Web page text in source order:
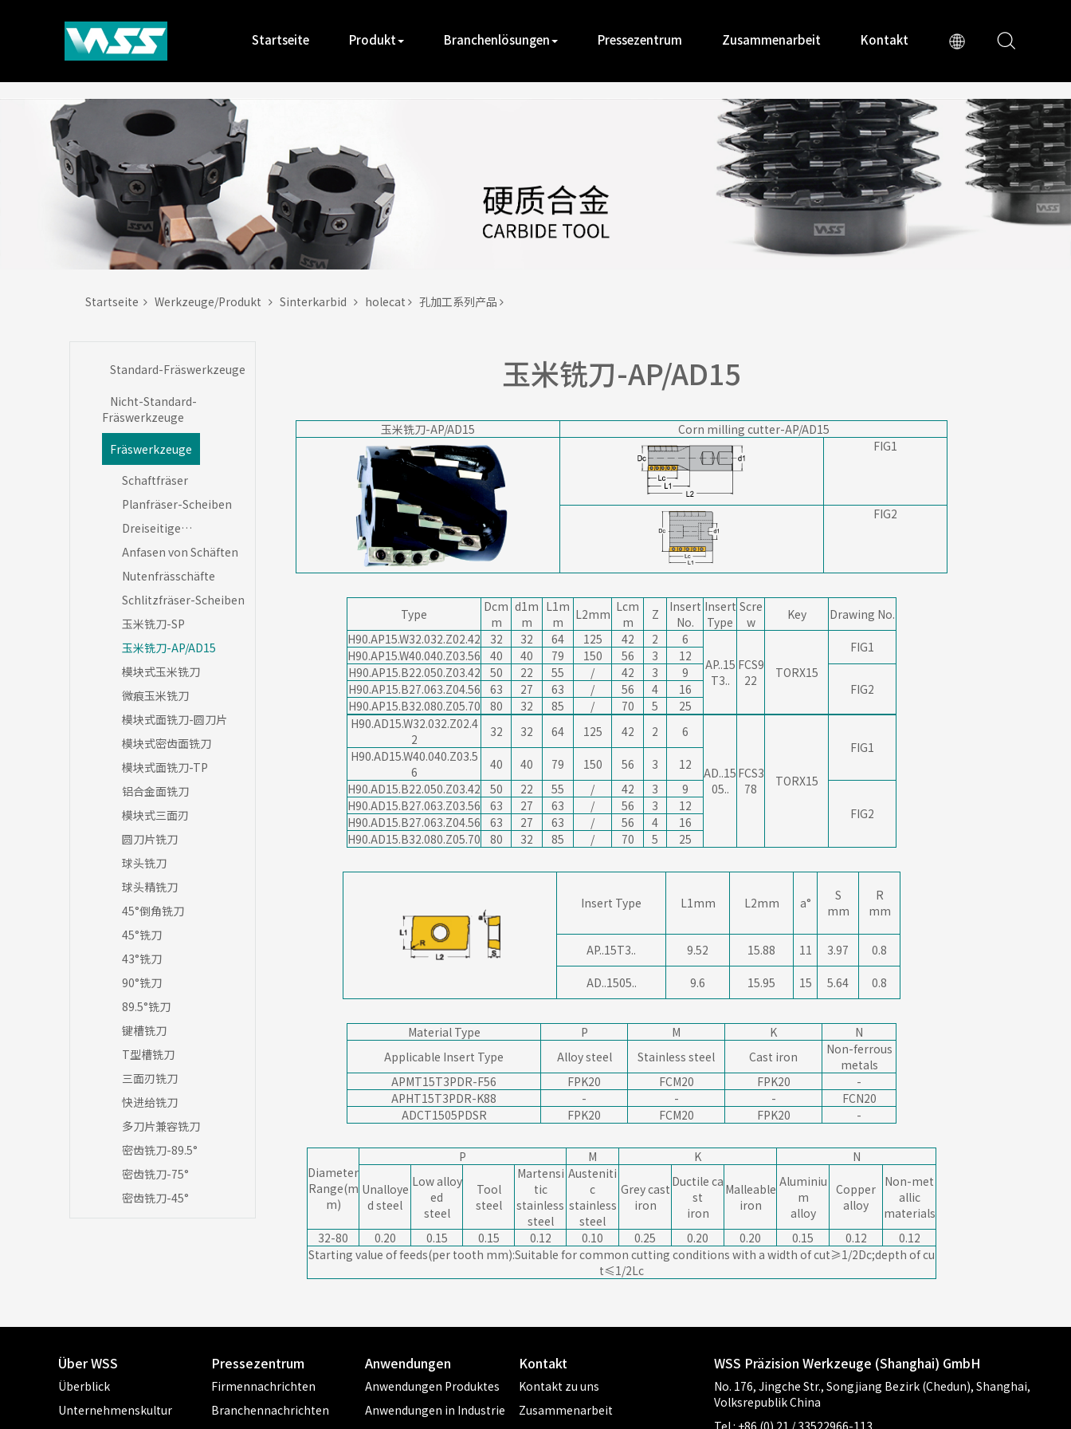
Startseite Produkt Branchenlösungen Pressezentrum Zusammenarbeit Kontakt
Startseite Werkzeuge/Produkt Sinterkarbid holecat 孔加工系列产品
Standard-Fräswerkzeuge
Nicht-Standard-
Fräswerkzeuge
Fräswerkzeuge
Schaftfräser
Planfräser-Scheiben
Dreiseitige
Frässcheiben
Anfasen von Schäften
Nutenfrässchäfte
Schlitzfräser-Scheiben
玉米铣刀-SP
玉米铣刀-AP/AD15
模块式玉米铣刀
微痕玉米铣刀
模块式面铣刀-圆刀片
模块式密齿面铣刀
模块式面铣刀-TP
铝合金面铣刀
模块式三面刃
圆刀片铣刀
球头铣刀
球头精铣刀
45°倒角铣刀
45°铣刀
43°铣刀
90°铣刀
89.5°铣刀
键槽铣刀
T型槽铣刀
三面刃铣刀
快进给铣刀
多刀片兼容铣刀
密齿铣刀-89.5°
密齿铣刀-75°
密齿铣刀-45°
玉米铣刀-AP/AD15
玉米铣刀-AP/AD15
Corn milling cutter-AP/AD15
FIG1
FIG2
Type
Dcm
m
d1m
m
L1m
m
L2mm Lcm
m
Z
Insert
No.
Insert
Type
Scre
w
Key Drawing No.
H90.AP15.W32.032.Z02.42
32 32 64 125 42 2
6
AP..15
T3..
FCS9
22
TORX15
FIG1
H90.AP15.W40.040.Z03.56 40 40 79 150 56 3
12
H90.AP15.B22.050.Z03.42
50 22 55 / 42 3
9
FIG2
H90.AP15.B27.063.Z04.56 63 27 63 / 56 4
16
H90.AP15.B32.080.Z05.70
80 32 85 / 70 5
25
H90.AD15.W32.032.Z02.4
2
32 32 64 125 42 2 6
AD..15
05..
FCS3
78
TORX15
FIG1
H90.AD15.W40.040.Z03.5
6
40 40 79 150 56 3
12
H90.AD15.B22.050.Z03.42
50 22 55 / 42 3
9
FIG2
H90.AD15.B27.063.Z03.56 63 27 63 / 56 3
12
H90.AD15.B27.063.Z04.56
63 27 63 / 56 4
16
H90.AD15.B32.080.Z05.70
80 32 85 / 70 5 25
Insert Type L1mm L2mm a°
S
mm
R
mm
AP..15T3.. 9.52 15.88 11 3.97 0.8
AD..1505.. 9.6 15.95 15 5.64 0.8
Material Type P M K
N
Applicable Insert Type
Alloy steel Stainless steel Cast iron
Non-ferrous
metals
APMT15T3PDR-F56
FPK20 FCM20 FPK20
-
APHT15T3PDR-K88
- - -
FCN20
ADCT1505PDSR
FPK20 FCM20 FPK20 -
Diameter
Range(m
m)
P M K N
Unalloye
d steel
Low alloy
ed
steel
Tool
steel
Martensi
tic
stainless
steel
Austeniti
c
stainless
steel
Grey cast
iron
Ductile ca
st
iron
Malleable
iron
Aluminiu
m
alloy
Copper
alloy
Non-met
allic
materials
32-80
0.20 0.15 0.15 0.12 0.10 0.25 0.20 0.20 0.15 0.12
0.12
Starting value of feeds(per tooth mm):Suitable for common cutting conditions with a width of cut≥1/2Dc;depth of cu
t≤1/2Lc
Über WSS
Überblick
Unternehmenskultur
Pressezentrum
Firmennachrichten
Branchennachrichten
Anwendungen
Anwendungen Produktes
Anwendungen in Industrie
Kontakt
Kontakt zu uns
Zusammenarbeit
WSS Präzision Werkzeuge (Shanghai) GmbH
No. 176, Jingche Str., Songjiang Bezirk (Chedun), Shanghai,
Volksrepublik China